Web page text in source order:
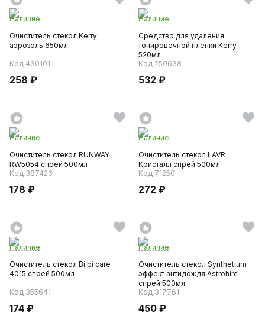
Наличие
Очиститель стекол Kerry
аэрозоль 650мл
Код 430101
258 ₽
Наличие
Средство для удаления
тонировочной пленки Kerry
520мл
Код 250638
532 ₽
Наличие
Очиститель стекол RUNWAY
RW5054 спрей 500мл
Код 387426
178 ₽
Наличие
Очиститель стекол LAVR
Кристалл спрей 500мл
Код 71250
272 ₽
Наличие
Очиститель стекол Bi bi care
4015 спрей 500мл
Код 355641
174 ₽
Наличие
Очиститель стекол Synthetium
эффект антидождя Astrohim
спрей 500мл
Код 317761
450 ₽